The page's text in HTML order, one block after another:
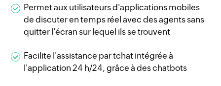
Permet aux utilisateurs d'applications mobiles
de discuter en temps réel avec des agents sans
quitter l'écran sur lequel ils se trouvent
Facilite l'assistance par tchat intégrée à
l'application 24 h/24, grâce à des chatbots